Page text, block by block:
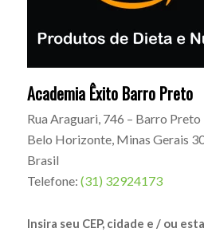
Academia Êxito Barro Preto
Rua Araguari, 746 – Barro Preto
Belo Horizonte, Minas Gerais
Brasil
Telefone: (31) 32924173
Insira seu CEP, cidade e / ou